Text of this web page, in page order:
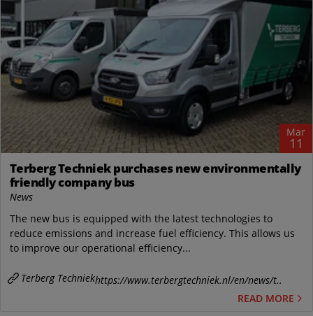
Mar
11
Terberg Techniek purchases new environmentally
friendly company bus
News
The new bus is equipped with the latest technologies to
reduce emissions and increase fuel efficiency. This allows us
to improve our operational efficiency...
Terberg Techniekhttps://www.terbergtechniek.nl/en/news/t..
READ MORE